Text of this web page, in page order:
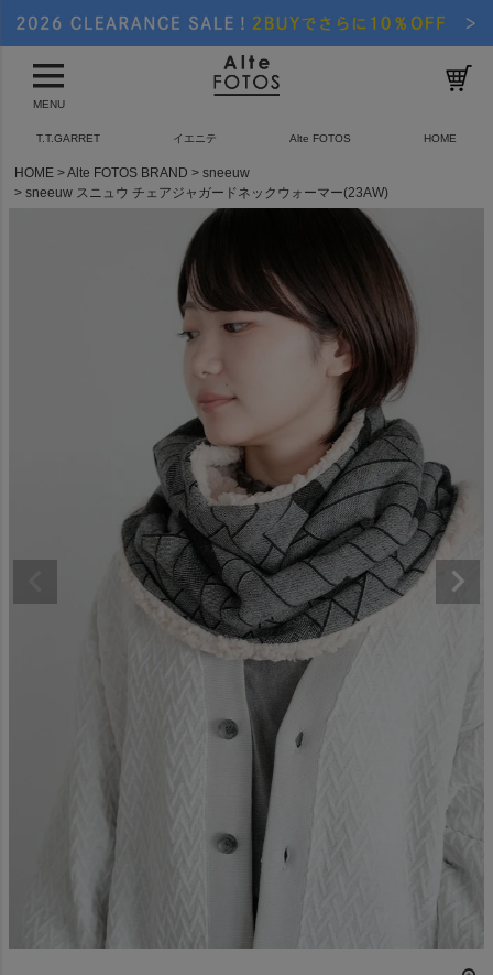
MENU
T.T.GARRET イエニテ Alte FOTOS HOME
HOME Alte FOTOS BRAND
sneeuw
sneeuw スニュウ チェアジャガードネックウォーマー(23AW)